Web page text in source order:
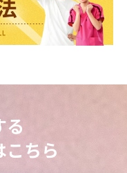
る
こちら